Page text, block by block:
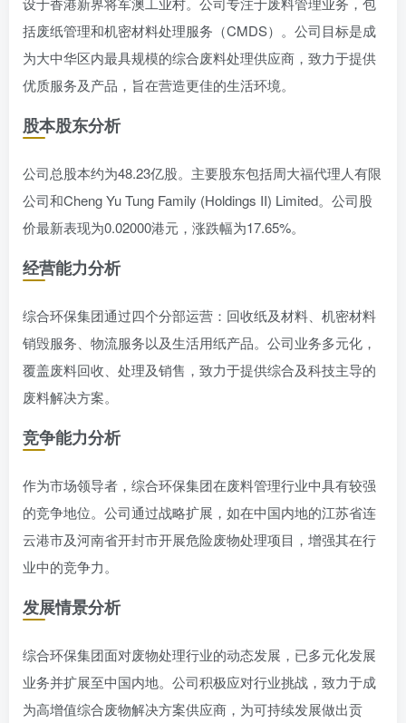
括废纸管理和机密材料处理服务（CMDS）。公司目标是成
为大中华区内最具规模的综合废料处理供应商，致力于提供
优质服务及产品，旨在营造更佳的生活环境。
股本股东分析
公司总股本约为48.23亿股。主要股东包括周大福代理人有限
公司和Cheng Yu Tung Family (Holdings II) Limited。公司股
价最新表现为0.02000港元，涨跌幅为17.65%。
经营能力分析
综合环保集团通过四个分部运营：回收纸及材料、机密材料
销毁服务、物流服务以及生活用纸产品。公司业务多元化，
覆盖废料回收、处理及销售，致力于提供综合及科技主导的
废料解决方案。
竞争能力分析
作为市场领导者，综合环保集团在废料管理行业中具有较强
的竞争地位。公司通过战略扩展，如在中国内地的江苏省连
云港市及河南省开封市开展危险废物处理项目，增强其在行
业中的竞争力。
发展情景分析
综合环保集团面对废物处理行业的动态发展，已多元化发展
业务并扩展至中国内地。公司积极应对行业挑战，致力于成
为高增值综合废物解决方案供应商，为可持续发展做出贡